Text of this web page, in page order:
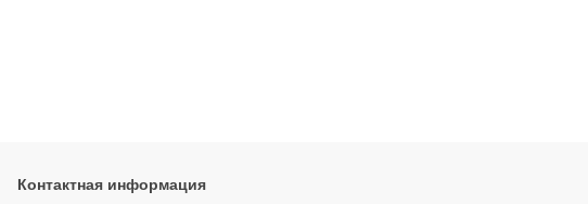
Контактная информация